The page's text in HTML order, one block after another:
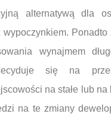
alternatywą dla
wypoczynkiem.
wynajmem
się na
na stałe lub
na te zmiany